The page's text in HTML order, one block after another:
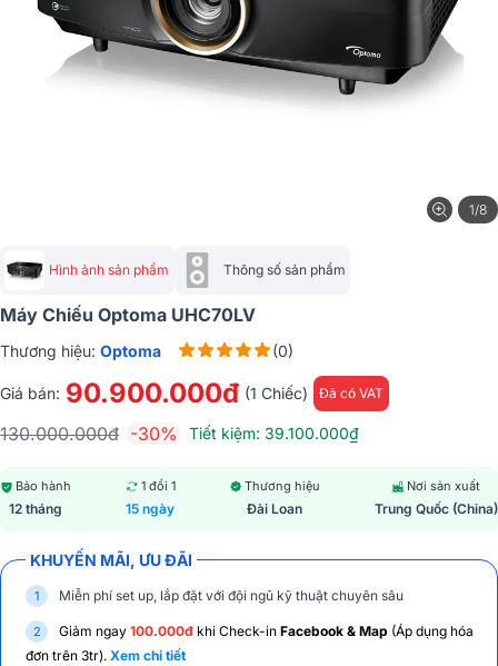
1/8
Hình ảnh sản phẩm Thông số sản phẩm
Máy Chiếu Optoma UHC70LV
Thương hiệu: Optoma (0)
Giá bán: 90.900.000đ (1 Chiếc) Đã có VAT
130.000.000đ -30% Tiết kiệm: 39.100.000₫
Bảo hành
12 tháng
1 đổi 1
15 ngày
Thương hiệu
Đài Loan
Nơi sản xuất
Trung Quốc (China)
KHUYẾN MÃI, ƯU ĐÃI
Miễn phí set up, lắp đặt với đội ngũ kỹ thuật chuyên sâu
Giảm ngay 100.000đ khi Check-in Facebook & Map (Áp dụng hóa
đơn trên 3tr). Xem chi tiết